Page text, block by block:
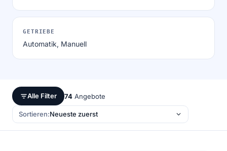
GETRIEBE
Automatik, Manuell
Alle Filter 74 Angebote
Sortieren: